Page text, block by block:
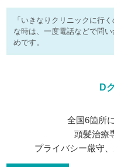
「いきなりクリニックに行
な時は、一度電話などで問
めです。
D
全国6箇所
頭髪治療
プライバシー厳守